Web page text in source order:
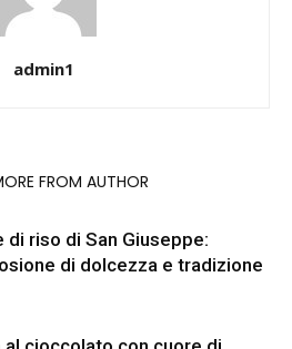
admin1
FROM AUTHOR
di riso di San Giuseppe:
di dolcezza e tradizione